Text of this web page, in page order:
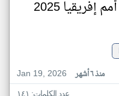
2025
Jan 19, 2026
منذ ٦ أشهر
عدد الكلمات: ١٤١